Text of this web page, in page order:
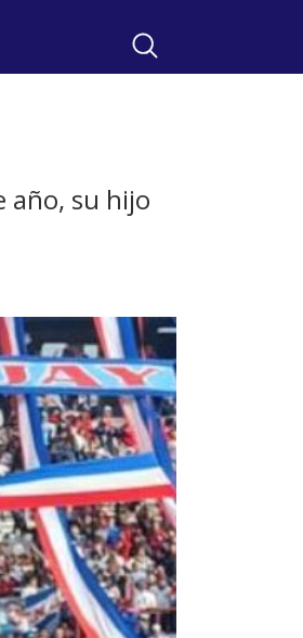
año, su hijo